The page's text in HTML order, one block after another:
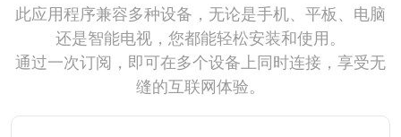
此应用程序兼容多种设备，无论是手机、平板、电脑
还是智能电视，您都能轻松安装和使用。
通过一次订阅，即可在多个设备上同时连接，享受无
缝的互联网体验。